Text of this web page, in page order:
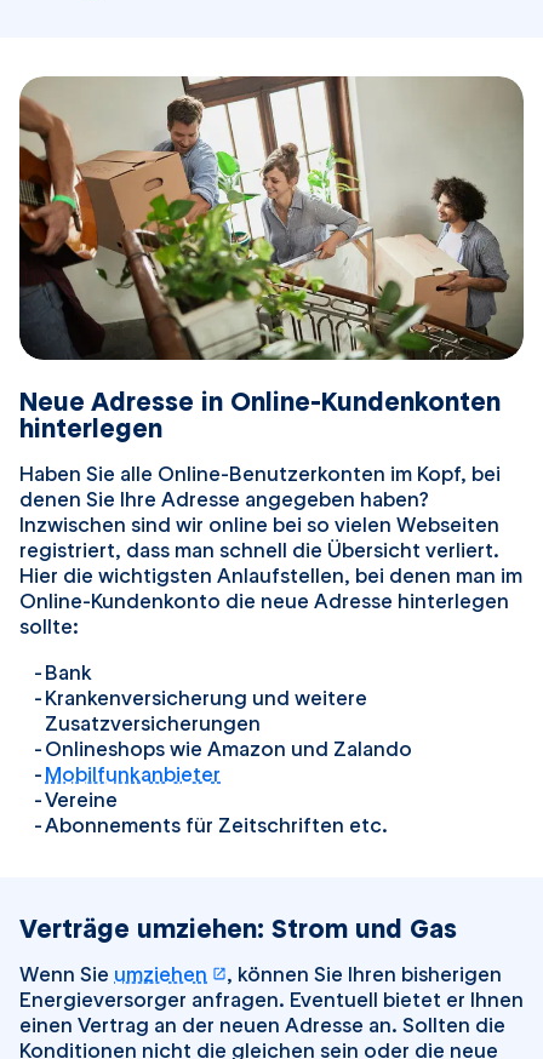
Neue Adresse in Online-Kundenkonten
hinterlegen
Haben Sie alle Online-Benutzerkonten im Kopf, bei
denen Sie Ihre Adresse angegeben haben?
Inzwischen sind wir online bei so vielen Webseiten
registriert, dass man schnell die Übersicht verliert.
Hier die wichtigsten Anlaufstellen, bei denen man im
Online-Kundenkonto die neue Adresse hinterlegen
sollte:
Bank
Krankenversicherung und weitere
Zusatzversicherungen
Onlineshops wie Amazon und Zalando
Mobilfunkanbieter
Vereine
Abonnements für Zeitschriften etc.
Verträge umziehen: Strom und Gas
Wenn Sie umziehen öffnet in einem neuen Tab
, können Sie Ihren bisherigen
Energieversorger anfragen. Eventuell bietet er Ihnen
einen Vertrag an der neuen Adresse an. Sollten die
Konditionen nicht die gleichen sein oder die neue